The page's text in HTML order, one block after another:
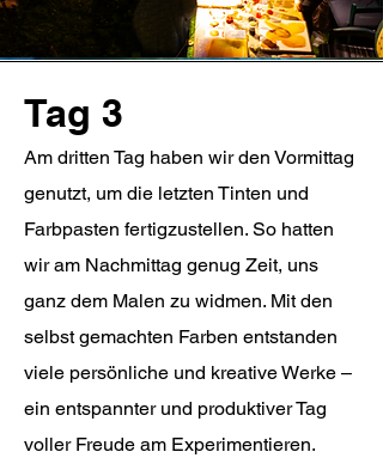
Tag 3
Am dritten Tag haben wir den Vormittag
genutzt, um die letzten Tinten und
Farbpasten fertigzustellen. So hatten
wir am Nachmittag genug Zeit, uns
ganz dem Malen zu widmen. Mit den
selbst gemachten Farben entstanden
viele persönliche und kreative Werke –
ein entspannter und produktiver Tag
voller Freude am Experimentieren.